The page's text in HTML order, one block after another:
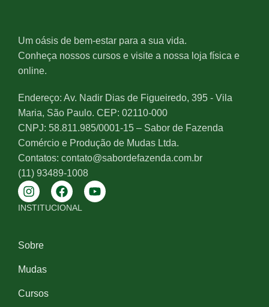
Um oásis de bem-estar para a sua vida.
Conheça nossos cursos e visite a nossa loja física e
online.
Endereço: Av. Nadir Dias de Figueiredo, 395 - Vila
Maria, São Paulo. CEP: 02110-000
CNPJ: 58.811.985/0001-15 – Sabor de Fazenda
Comércio e Produção de Mudas Ltda.
Contatos: contato@sabordefazenda.com.br
(11) 93489-1008
INSTITUCIONAL
Sobre
Mudas
Cursos